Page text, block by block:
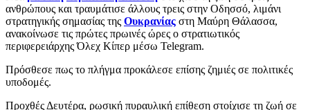
ανθρώπους και τραυμάτισε άλλους τρεις στην Οδησσό, λιμάνι
στρατηγικής σημασίας της Ουκρανίας στη Μαύρη Θάλασσα,
ανακοίνωσε τις πρώτες πρωινές ώρες ο στρατιωτικός
περιφερειάρχης Όλεχ Κίπερ μέσω Telegram.
Πρόσθεσε πως το πλήγμα προκάλεσε επίσης ζημιές σε πολιτικές
υποδομές.
Προχθές Δευτέρα, ρωσική πυραυλική επίθεση στοίχισε τη ζωή σε